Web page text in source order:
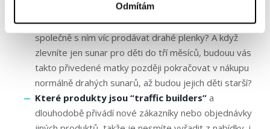
Odmítám
Například pokud se matky při výběru obchodu řídí
cenou sunarů, tak když zlevníte sunar, začnou se
společně s ním víc prodávat drahé plenky? A když
zlevníte jen sunar pro děti do tří měsíců, budouu vás
takto přivedené matky později pokračovat v nákupu
normálně drahých sunarů, až budou jejich děti starší?
Které produkty jsou “traffic builders” a
dlouhodobě přivádí nové zákazníky nebo objednávky